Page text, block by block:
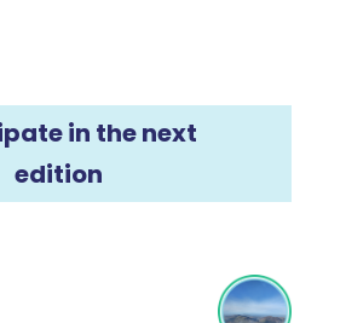
in the next
edition